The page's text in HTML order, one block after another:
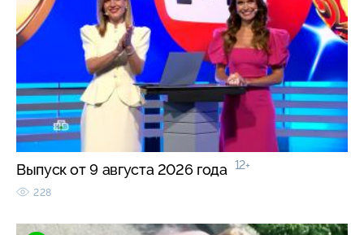
Выпуск от 9 августа 2026 года 12+
228